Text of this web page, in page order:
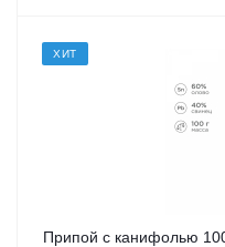
ХИТ
Припой с канифолью